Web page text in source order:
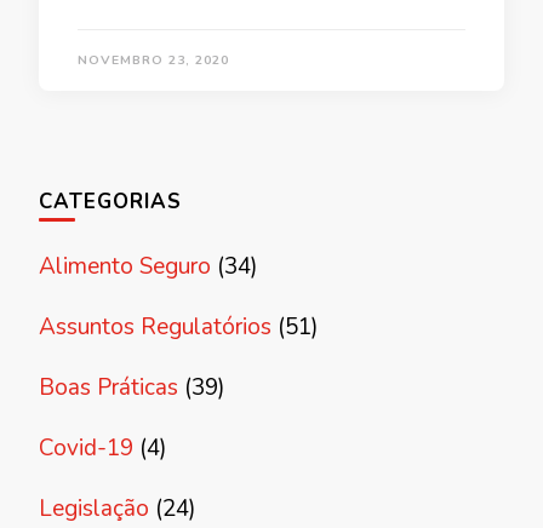
NOVEMBRO 23, 2020
CATEGORIAS
Alimento Seguro (34)
Assuntos Regulatórios (51)
Boas Práticas (39)
Covid-19 (4)
Legislação (24)